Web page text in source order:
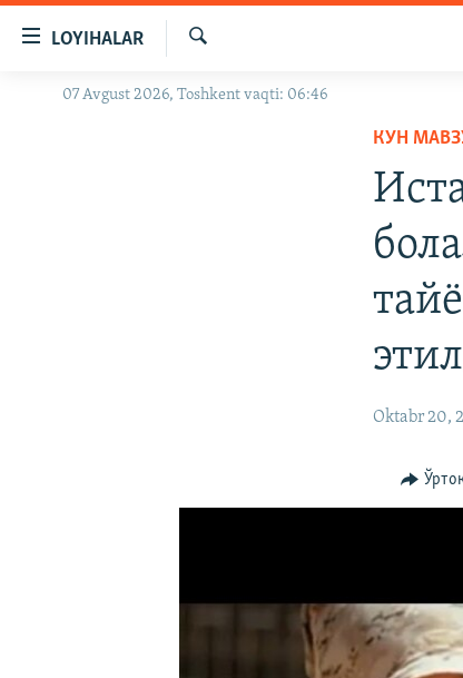
Бош
LOYIHALAR
OZODLIK SURISHTIRUVLARI
Излаш
07 Avgust 2026, Toshkent vaqti: 06:46
КУН
Oktabr 20,